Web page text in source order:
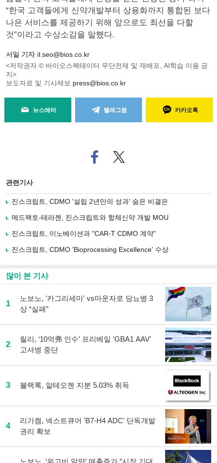
“한국 고객들에게 신약개발부터 상용화까지 통합된 보다
나은 서비스를 제공하기 위해 앞으로도 최선을 다할
것”이라고 수상소감을 말했다.
서일 기자 il.seo@bios.co.kr
<저작권자 © 바이오스펙테이터 무단전재 및 재배포, AI학습 이용 금
지>
보도자료 및 기사제보 press@bios.co.kr
뉴스레터 텔레그램 카카오톡
페
이
로
기
사
유
기
트위
터로
관련기사
진스크립트, CDMO '설립 2년만의 성과' 숨은 비결은
메드팩토-테라젠, 진스크립트와 항체신약 개발 MOU
진스크립트, 이노베이션과 "CAR-T CDMO 계약"
진스크립트, CDMO 'Bioprocessing Excellence' 수상
많이 본 기사
1
노보노, '카그리세마' vs마운자로 당뇨병 3
상 “실패”
2
릴리, ‘10억弗 인수’ 프리베일 'GBA1 AAV'
고셔병 중단
3 블랙록, 알테오젠 지분 5.03% 취득
4
리가켐, 넥스트큐어 'B7-H4 ADC' 단독개발
권리 확보
노보노, ‘위고비 알약’ 매출증가 “시장 기대